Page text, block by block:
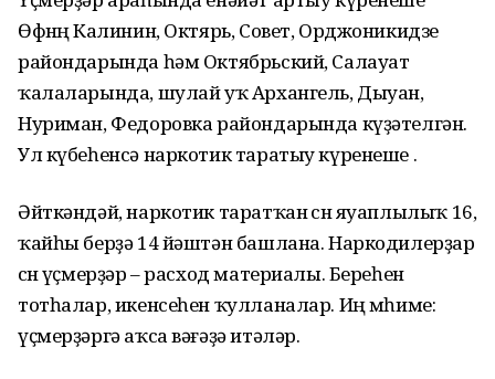
Өфөнөң Калинин, Октярь, Совет, Орджоникидзе
райондарында һәм Октябрьский, Салауат
ҡалаларында, шулай уҡ Архангель, Дыуан,
Нуриман, Федоровка райондарында күҙәтелгән.
Ул күбеһенсә наркотик таратыу күренеше .
Әйткәндәй, наркотик таратҡан өсөн яуаплылыҡ 16,
ҡайһы берҙә 14 йәштән башлана. Наркодилерҙар
өсөн үҫмерҙәр – расход материалы. Береһен
тотһалар, икенсеһен ҡулланалар. Иң мөһиме:
үҫмерҙәргә аҡса вәғәҙә итәләр.